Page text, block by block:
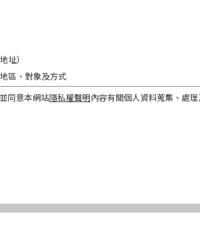
址）
區、對象及方式
續期間及依法令規定應為保存之期間。
同意本網站隱私權聲明內容有關個人資料蒐集、處